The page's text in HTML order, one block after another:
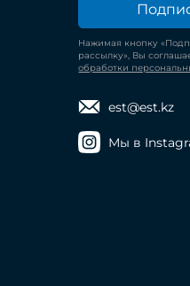
Нажимая кнопку
рассылку», Вы
обработки
est@est.kz
Мы в